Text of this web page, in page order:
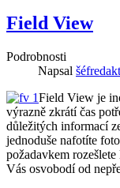
Field View
Podrobnosti
Napsal
Field View je
výrazně zkrátí čas
důležitých informací
jednoduše nafotíte
požadavkem
Vás osvobodí od